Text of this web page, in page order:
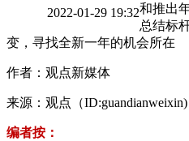
2022-01-29 19:32和推出
总结标
变，寻找全新一年的机会所在
作者：观点新媒体
来源：观点（ID:guandianweixin)
编者按：